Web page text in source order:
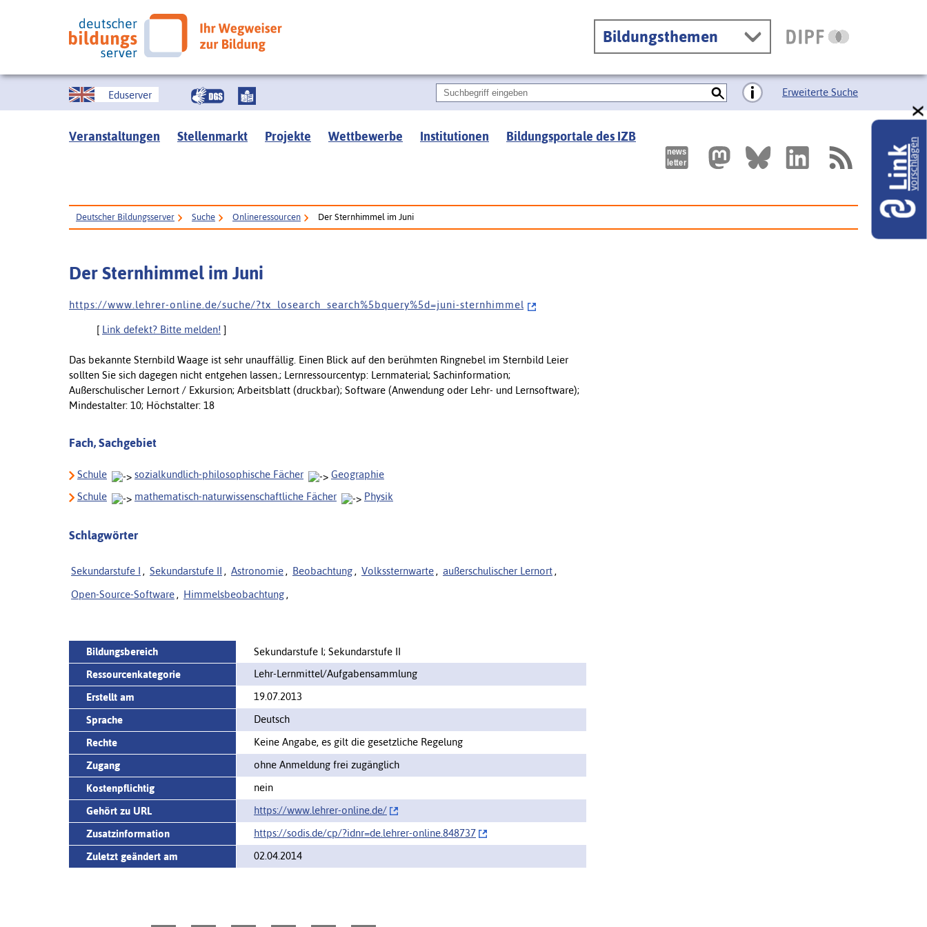
Bildungsthemen
Eduserver Erweiterte Suche
Veranstaltungen Stellenmarkt Projekte Wettbewerbe Institutionen Bildungsportale des IZB
Deutscher Bildungsserver Suche Onlineressourcen Der Sternhimmel im Juni
Der Sternhimmel im Juni
h t t p s : / / w w w . l e h r e r - o n l i n e . d e / s u c h e / ? t x _ l o s e a r c h _ s e a r c h % 5 b q u e r y % 5 d = j u n i - s t e r n h i m m e l
[ Link defekt? Bitte melden! ]
Das bekannte Sternbild Waage ist sehr unauffällig. Einen Blick auf den berühmten Ringnebel im Sternbild Leier
sollten Sie sich dagegen nicht entgehen lassen.; Lernressourcentyp: Lernmaterial; Sachinformation;
Außerschulischer Lernort / Exkursion; Arbeitsblatt (druckbar); Software (Anwendung oder Lehr- und Lernsoftware);
Mindestalter: 10; Höchstalter: 18
Fach, Sachgebiet
Schule sozialkundlich-philosophische Fächer
Geographie
Schule
mathematisch-naturwissenschaftliche Fächer Physik
Schlagwörter
Sekundarstufe I , Sekundarstufe II , Astronomie , Beobachtung , Volkssternwarte , außerschulischer Lernort ,
Open-Source-Software , Himmelsbeobachtung ,
Bildungsbereich
Sekundarstufe I; Sekundarstufe II
Ressourcenkategorie
Lehr-Lernmittel/Aufgabensammlung
Erstellt am
19.07.2013
Sprache
Deutsch
Rechte
Keine Angabe, es gilt die gesetzliche Regelung
Zugang
ohne Anmeldung frei zugänglich
Kostenpflichtig
nein
Gehört zu URL
https://www.lehrer-online.de/‌
Zusatzinformation
https://sodis.de/cp/‌?idnr=de.lehrer-online.848737
Zuletzt geändert am
02.04.2014
Linkvorschlagen